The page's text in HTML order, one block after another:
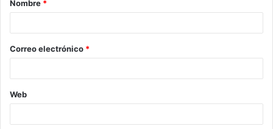
r
*
Nombre *
Correo electrónico *
Web